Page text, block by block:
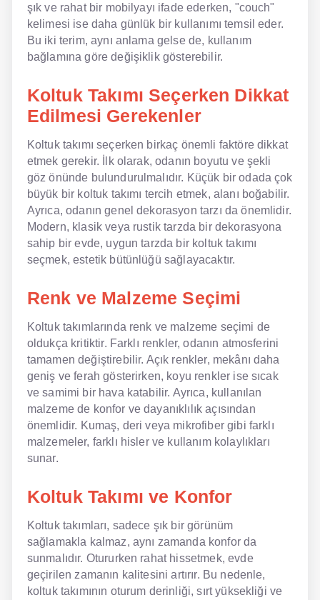
Sözlük
Tavsiyeler
Bize Ulaşın
şık ve rahat bir mobilyayı ifade ederken, "couch"
kelimesi ise daha günlük bir kullanımı temsil eder.
Bu iki terim, aynı anlama gelse de, kullanım
bağlamına göre değişiklik gösterebilir.
Koltuk Takımı Seçerken Dikkat
Edilmesi Gerekenler
Koltuk takımı seçerken birkaç önemli faktöre dikkat
etmek gerekir. İlk olarak, odanın boyutu ve şekli
göz önünde bulundurulmalıdır. Küçük bir odada çok
büyük bir koltuk takımı tercih etmek, alanı boğabilir.
Ayrıca, odanın genel dekorasyon tarzı da önemlidir.
Modern, klasik veya rustik tarzda bir dekorasyona
sahip bir evde, uygun tarzda bir koltuk takımı
seçmek, estetik bütünlüğü sağlayacaktır.
Renk ve Malzeme Seçimi
Koltuk takımlarında renk ve malzeme seçimi de
oldukça kritiktir. Farklı renkler, odanın atmosferini
tamamen değiştirebilir. Açık renkler, mekânı daha
geniş ve ferah gösterirken, koyu renkler ise sıcak
ve samimi bir hava katabilir. Ayrıca, kullanılan
malzeme de konfor ve dayanıklılık açısından
önemlidir. Kumaş, deri veya mikrofiber gibi farklı
malzemeler, farklı hisler ve kullanım kolaylıkları
sunar.
Koltuk Takımı ve Konfor
Koltuk takımları, sadece şık bir görünüm
sağlamakla kalmaz, aynı zamanda konfor da
sunmalıdır. Otururken rahat hissetmek, evde
geçirilen zamanın kalitesini artırır. Bu nedenle,
koltuk takımının oturum derinliği, sırt yüksekliği ve